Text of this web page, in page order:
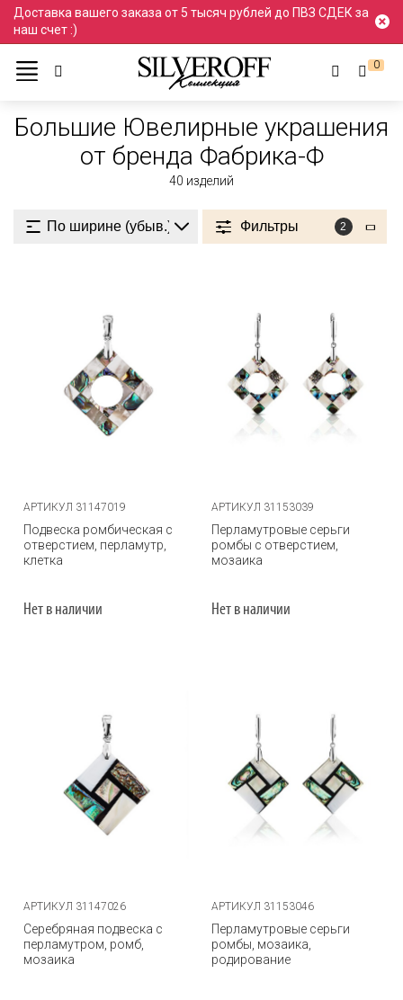
Доставка вашего заказа от 5 тысяч рублей до ПВЗ СДЕК за
наш счет :)
0
Ювелирные украшения
Большие Большие
Большие Ювелирные украшения
от бренда Фабрика-Ф
40 изделий
Фильтры 2
АРТИКУЛ 31147019
Подвеска ромбическая с
отверстием, перламутр,
клетка
Нет в наличии
АРТИКУЛ 31153039
Перламутровые серьги
ромбы с отверстием,
мозаика
Нет в наличии
АРТИКУЛ 31147026
Серебряная подвеска с
перламутром, ромб,
мозаика
АРТИКУЛ 31153046
Перламутровые серьги
ромбы, мозаика,
родирование